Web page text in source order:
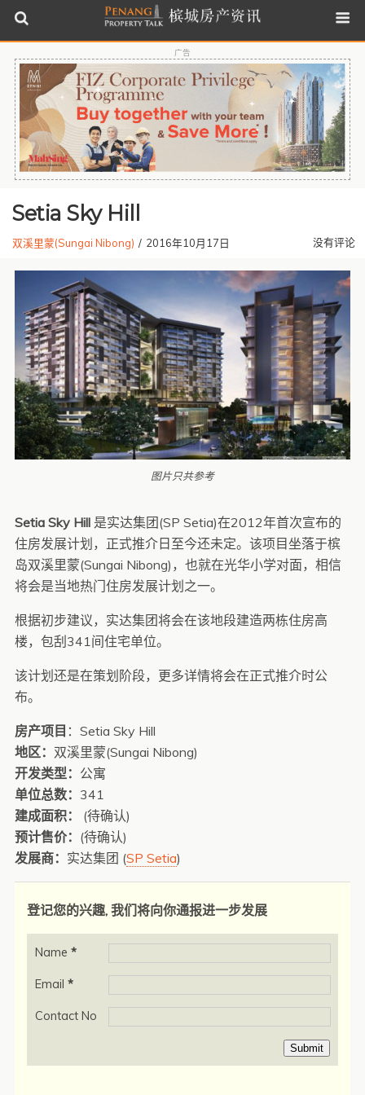
广告
Setia Sky Hill
双溪里蒙(Sungai Nibong) / 2016年10月17日 没有评论
图片只共参考
Setia Sky Hill是实达集团(SP Setia)在2012年首次宣布的
住房发展计划，正式推介日至今还未定。该项目坐落于槟
岛双溪里蒙(Sungai Nibong)，也就在光华小学对面，相信
将会是当地热门住房发展计划之一。
根据初步建议，实达集团将会在该地段建造两栋住房高
楼，包刮341间住宅单位。
该计划还是在策划阶段，更多详情将会在正式推介时公
布。
房产项目 ：Setia Sky Hill
地区： 双溪里蒙(Sungai Nibong)
开发类型： 公寓
单位总数： 341
建成面积： (待确认)
预计售价： (待确认)
发展商： 实达集团 (SP Setia)
登记您的兴趣, 我们将向你通报进一步发展
Name *
Email *
Contact No
Submit